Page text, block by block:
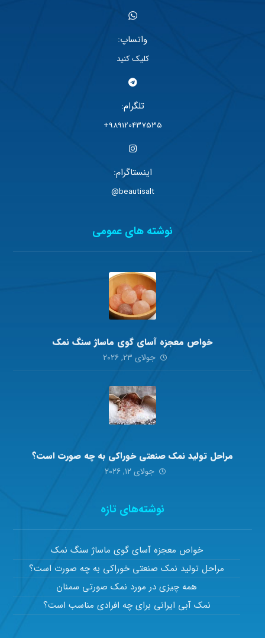
واتساپ:
کلیک کنید
تلگرام:
989120437535+
اینستاگرام:
beautisalt@
نوشته های عمومی
خواص معجزه آسای گوی ماساژ سنگ نمک
جولای ۲۳, ۲۰۲۶
مراحل تولید نمک صنعتی خوراکی به چه صورت است؟
جولای ۱۲, ۲۰۲۶
نوشته‌های تازه
خواص معجزه آسای گوی ماساژ سنگ نمک
مراحل تولید نمک صنعتی خوراکی به چه صورت است؟
همه چیزی در مورد نمک صورتی سمنان
نمک آبی ایرانی برای چه افرادی مناسب است؟